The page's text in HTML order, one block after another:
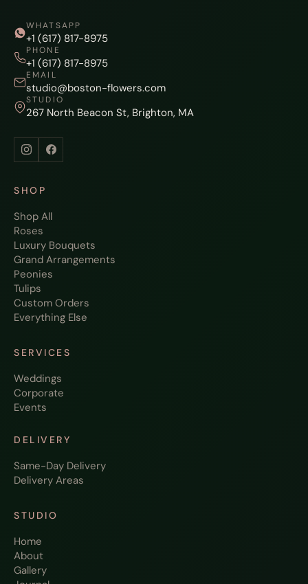
WHATSAPP
+1 (617) 817-8975
PHONE
+1 (617) 817-8975
EMAIL
studio@boston-flowers.com
STUDIO
267 North Beacon St, Brighton, MA
SHOP
Shop All
Roses
Luxury Bouquets
Grand Arrangements
Peonies
Tulips
Custom Orders
Everything Else
SERVICES
Weddings
Corporate
Events
DELIVERY
Same-Day Delivery
Delivery Areas
STUDIO
Home
About
Gallery